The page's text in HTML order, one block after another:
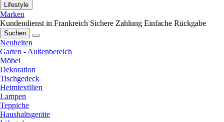
Lifestyle
Marken
Kundendienst in Frankreich Sichere Zahlung Einfache Rückgabe
Suchen
Neuheiten
Garten - Außenbereich
Möbel
Dekoration
Tischgedeck
Heimtextilien
Lampen
Teppiche
Haushaltsgeräte